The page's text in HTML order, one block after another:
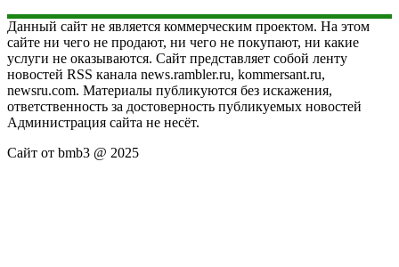
Данный сайт не является коммерческим проектом. На этом
сайте ни чего не продают, ни чего не покупают, ни какие
услуги не оказываются. Сайт представляет собой ленту
новостей RSS канала news.rambler.ru, kommersant.ru,
newsru.com. Материалы публикуются без искажения,
ответственность за достоверность публикуемых новостей
Администрация сайта не несёт.
Сайт от bmb3 @ 2025